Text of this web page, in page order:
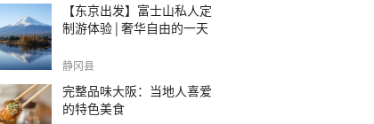
【东京出发】富士山私人定
制游体验 | 奢华自由的一天
静冈县
完整品味大阪：当地人喜爱
的特色美食